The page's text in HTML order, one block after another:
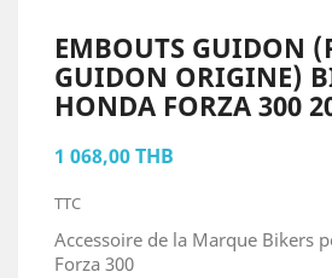
EMBOUTS GUIDON
GUIDON ORIGINE)
HONDA FORZA 300
1 068,00 THB
TTC
Accessoire de la Marque Bikers
Forza 300